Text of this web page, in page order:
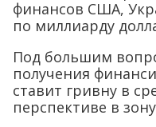
финансов США,
по миллиарду
Под большим
получения
ставит гривну в
перспективе в